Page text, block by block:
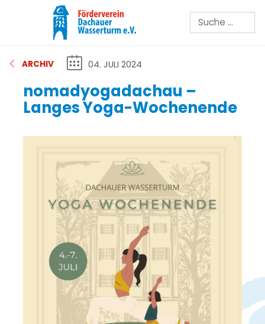
Suchen
ARCHIV 04. JULI 2024
nomadyogadachau –
Langes Yoga-Wochenende